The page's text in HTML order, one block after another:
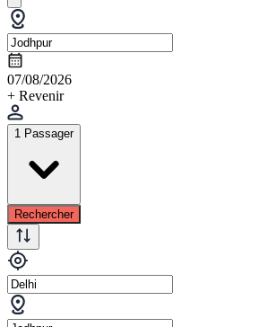
07/08/2026
+ Revenir
1 Passager
Rechercher